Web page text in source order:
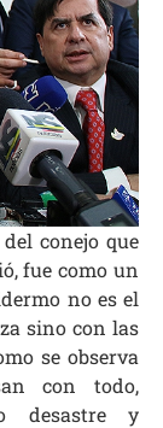
conejo que
fue como un
no es el
sino con las
se observa
con todo,
desastre y